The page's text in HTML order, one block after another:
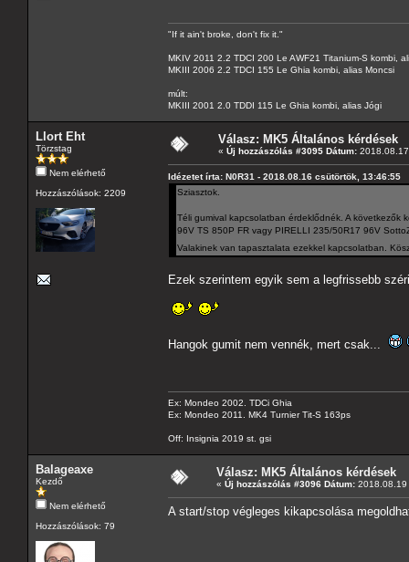
"If it ain't broke, don't fix it."
MKIV 2011 2.2 TDCI 200 Le AWF21 Titanium-S kombi,
MKIII 2006 2.2 TDCI 155 Le Ghia kombi, alias Moncsi
múlt:
MKIII 2001 2.0 TDDI 115 Le Ghia kombi, alias Jógi
Llort Eht
Törzstag
Nem elérhető
Hozzászólások: 2209
Válasz: MK5 Általános kérdések
« Új hozzászólás #3095 Dátum:
Idézetet írta: N0R31 - 2018.08.16 csütörtök, 13:46:55
Sziasztok.
Téli gumival kapcsolatban érdeklődnék. A következők
96V TS 850P FR vagy PIRELLI 235/50R17 96V
Valakinek van tapasztalata ezekkel kapcsolatban.
Ezek szerintem egyik sem a legfrissebb
Hangok gumit nem vennék, mert csak...
Ex: Mondeo 2002. TDCi Ghia
Ex: Mondeo 2011. MK4 Turnier Tit-S 163ps
Off: Insignia 2019 st. gsi
Balageaxe
Kezdő
Nem elérhető
Hozzászólások: 79
Válasz: MK5 Általános kérdések
« Új hozzászólás #3096 Dátum:
A start/stop végleges kikapcsolása